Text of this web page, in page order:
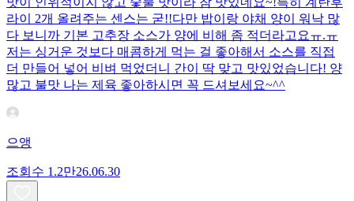
라이 2개 올려주는 센스는 굳!! ​다만 밥이랑 야채 양이 워낙 많
다 보니까 기본 고추장 소스가 양에 비해 좀 적더라고요ㅠ.ㅠ
저는 싱거운 것보다 매콤하게 먹는 걸 좋아해서 소스를 직접
더 만들어 넣어 비벼 먹었더니 간이 딱 맞고 맛있었습니다! 양
많고 불맛 나는 제육 좋아하시면 꼭 드셔보세요~^^
으앵
조회수 1.2만26.06.30